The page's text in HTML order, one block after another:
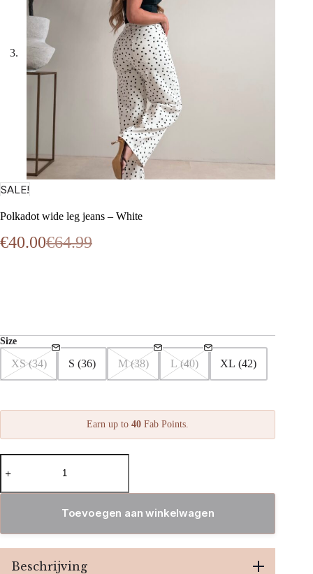
SALE!
Polkadot wide leg jeans – White
€64.99
Oorspronkelijke
€40.00Huidige
Size
XS (34) S (36) M (38) L (40) XL (42)
Earn up to40 Fab Points.
Polkadot
wide
jeans
Toevoegen aan winkelwagen
Beschrijving